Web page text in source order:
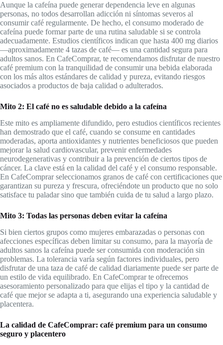
Aunque la cafeína puede generar dependencia leve en algunas
personas, no todos desarrollan adicción ni síntomas severos al
consumir café regularmente. De hecho, el consumo moderado de
cafeína puede formar parte de una rutina saludable si se controla
adecuadamente. Estudios científicos indican que hasta 400 mg diarios
—aproximadamente 4 tazas de café— es una cantidad segura para
adultos sanos. En CafeComprar, te recomendamos disfrutar de nuestro
café premium con la tranquilidad de consumir una bebida elaborada
con los más altos estándares de calidad y pureza, evitando riesgos
asociados a productos de baja calidad o adulterados.
Mito 2: El café no es saludable debido a la cafeína
Este mito es ampliamente difundido, pero estudios científicos recientes
han demostrado que el café, cuando se consume en cantidades
moderadas, aporta antioxidantes y nutrientes beneficiosos que pueden
mejorar la salud cardiovascular, prevenir enfermedades
neurodegenerativas y contribuir a la prevención de ciertos tipos de
cáncer. La clave está en la calidad del café y el consumo responsable.
En CafeComprar seleccionamos granos de café con certificaciones que
garantizan su pureza y frescura, ofreciéndote un producto que no solo
satisface tu paladar sino que también cuida de tu salud a largo plazo.
Mito 3: Todas las personas deben evitar la cafeína
Si bien ciertos grupos como mujeres embarazadas o personas con
afecciones específicas deben limitar su consumo, para la mayoría de
adultos sanos la cafeína puede ser consumida con moderación sin
problemas. La tolerancia varía según factores individuales, pero
disfrutar de una taza de café de calidad diariamente puede ser parte de
un estilo de vida equilibrado. En CafeComprar te ofrecemos
asesoramiento personalizado para que elijas el tipo y la cantidad de
café que mejor se adapta a ti, asegurando una experiencia saludable y
placentera.
La calidad de CafeComprar: café premium para un consumo
seguro y placentero